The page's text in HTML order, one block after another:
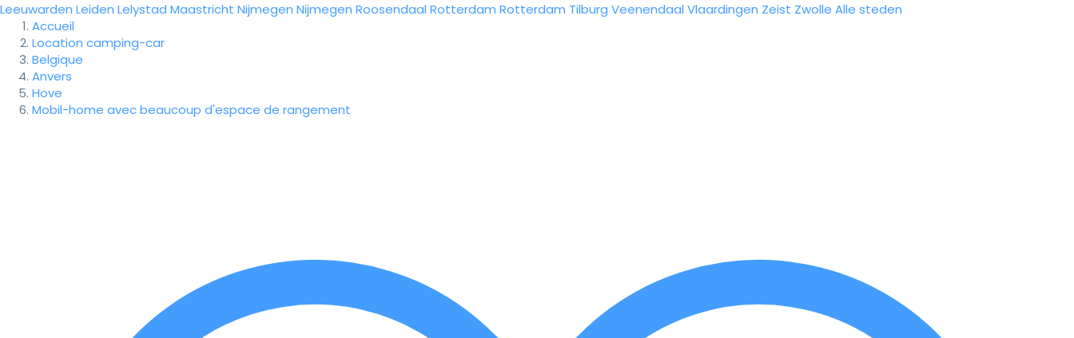
Leeuwarden Leiden Lelystad Maastricht Nijmegen Nijmegen Roosendaal Rotterdam Rotterdam Tilburg Veenendaal Vlaardingen Zeist Zwolle Alle steden
Accueil
Location camping-car
Belgique
Anvers
Hove
Mobil-home avec beaucoup d'espace de rangement